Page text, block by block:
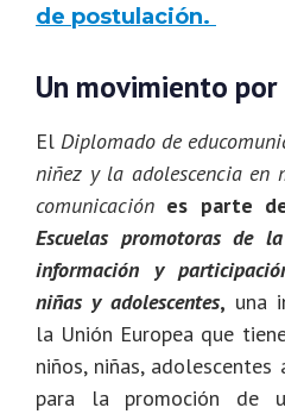
de postulación.
Un movimiento
El Diplomado de
niñez y la adolescencia en
comunicación es parte
Escuelas promotoras de
información y
niñas y adolescentes, una
la Unión Europea que
niños, niñas,
para la promoción de